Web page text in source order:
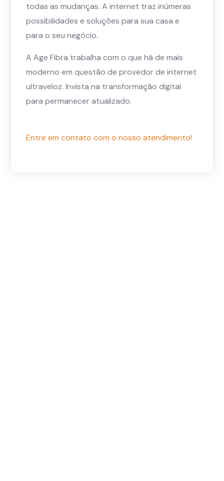
todas as mudanças. A internet traz inúmeras
possibilidades e soluções para sua casa e
para o seu negócio.
A Age Fibra trabalha com o que há de mais
moderno em questão de provedor de internet
ultraveloz. Invista na transformação digital
para permanecer atualizado.
Entre em contato com o nosso atendimento!